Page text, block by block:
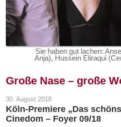
Sie haben gut lachen:
Anja), Hussein Eliraqui
Große Nase – große
30. August 2018
Köln-Premiere „Das
Cinedom – Foyer 09/18